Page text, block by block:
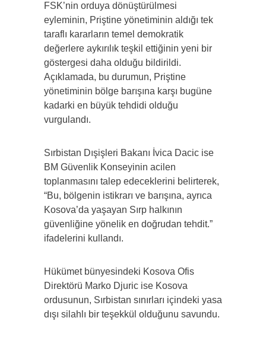
FSK’nin orduya dönüştürülmesi
eyleminin, Priştine yönetiminin aldığı tek
taraflı kararların temel demokratik
değerlere aykırılık teşkil ettiğinin yeni bir
göstergesi daha olduğu bildirildi.
Açıklamada, bu durumun, Priştine
yönetiminin bölge barışına karşı bugüne
kadarki en büyük tehdidi olduğu
vurgulandı.
Sırbistan Dışişleri Bakanı İvica Dacic ise
BM Güvenlik Konseyinin acilen
toplanmasını talep edeceklerini belirterek,
“Bu, bölgenin istikrarı ve barışına, ayrıca
Kosova’da yaşayan Sırp halkının
güvenliğine yönelik en doğrudan tehdit.”
ifadelerini kullandı.
Hükümet bünyesindeki Kosova Ofis
Direktörü Marko Djuric ise Kosova
ordusunun, Sırbistan sınırları içindeki yasa
dışı silahlı bir teşekkül olduğunu savundu.